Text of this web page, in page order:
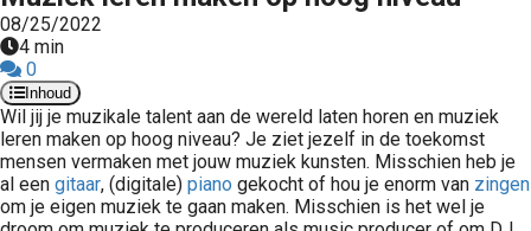
08/25/2022
4 min
0
Inhoud
Wil jij je muzikale talent aan de wereld laten horen en muziek
leren maken op hoog niveau? Je ziet jezelf in de toekomst
mensen vermaken met jouw muziek kunsten. Misschien heb je
al een gitaar, (digitale) piano gekocht of hou je enorm van zingen
om je eigen muziek te gaan maken. Misschien is het wel je